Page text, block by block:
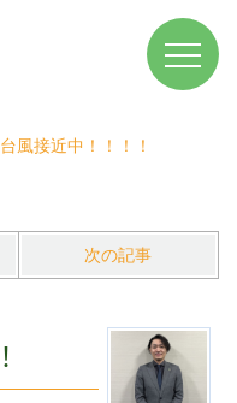
風接近中！！！！
次の記事